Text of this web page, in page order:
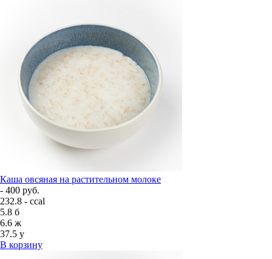
Каша овсяная на растительном молоке
- 400 руб.
232.8 - ccal
5.8 б
6.6 ж
37.5 у
В корзину